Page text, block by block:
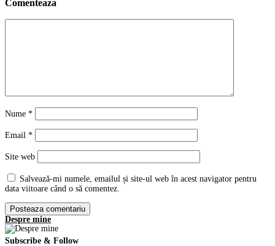
Comenteaza
Nume *
Email *
Site web
Salvează-mi numele, emailul și site-ul web în acest navigator pentru
data viitoare când o să comentez.
Despre mine
Subscribe & Follow